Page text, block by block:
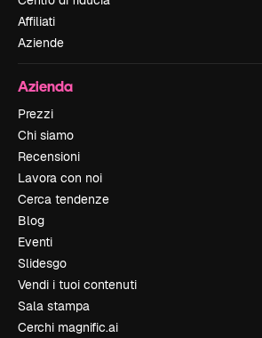
Affiliati
Aziende
Azienda
Prezzi
Chi siamo
Recensioni
Lavora con noi
Cerca tendenze
Blog
Eventi
Slidesgo
Vendi i tuoi contenuti
Sala stampa
Cerchi magnific.ai